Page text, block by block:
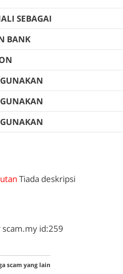
SEBAGAI
BANK
Tiada deskripsi
scam.my id:259
scam yang lain